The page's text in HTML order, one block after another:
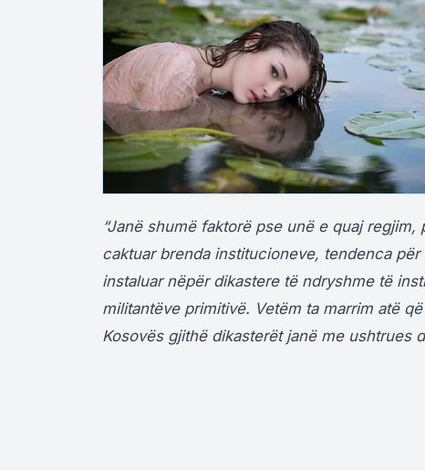
“Janë shumë faktorë pse unë e quaj
caktuar brenda institucioneve, tendenca
instaluar nëpër dikastere të ndryshme të
militantëve primitivë. Vetëm ta marrim atë
Kosovës gjithë dikasterët janë me ushtrues